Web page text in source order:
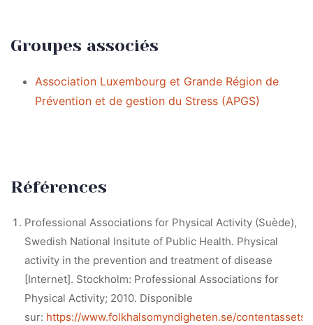
Groupes associés
Association Luxembourg et Grande Région de
Prévention et de gestion du Stress (APGS)
Références
Professional Associations for Physical Activity (Suède),
Swedish National Insitute of Public Health. Physical
activity in the prevention and treatment of disease
[Internet]. Stockholm: Professional Associations for
Physical Activity; 2010. Disponible
sur: https://www.folkhalsomyndigheten.se/